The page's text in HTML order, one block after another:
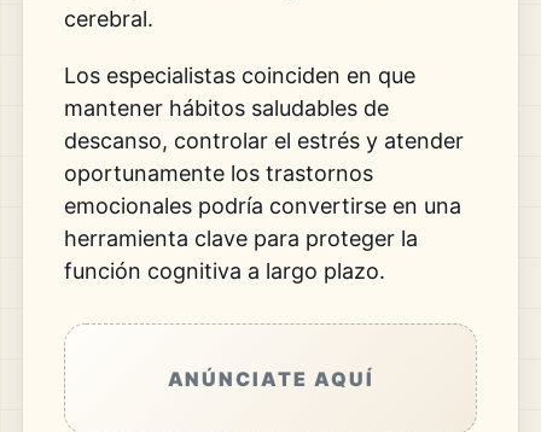
cerebral.
Los especialistas coinciden en que
mantener hábitos saludables de
descanso, controlar el estrés y atender
oportunamente los trastornos
emocionales podría convertirse en una
herramienta clave para proteger la
función cognitiva a largo plazo.
ANÚNCIATE AQUÍ